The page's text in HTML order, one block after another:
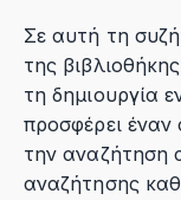
Σε αυτή τη
της
τη δημιουργία
προσφέρει έναν
την αναζήτηση
αναζήτησης